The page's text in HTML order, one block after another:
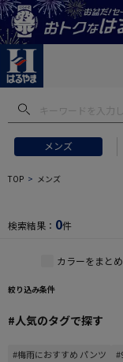
メンズ
フトにおすすめ #セ
TOP メンズ
検索結果： 0件
カラーをまと
絞り込み条件
#人気のタグで探す
#梅雨におすすめ パンツ